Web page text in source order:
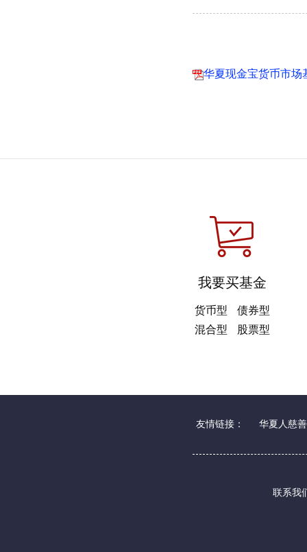
华夏现金宝货币市场
我要买基金
货币型
债券型
混合型
股票型
友情链接： 华夏人慈
联系我